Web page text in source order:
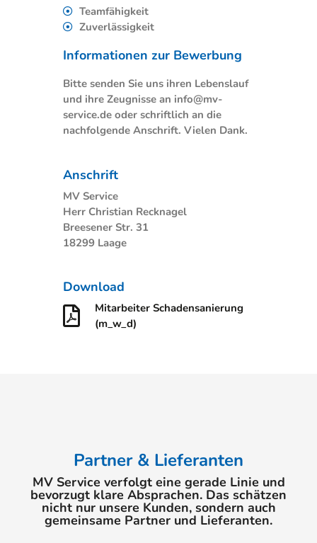
Teamfähigkeit
Zuverlässigkeit
Informationen zur Bewerbung
Bitte senden Sie uns ihren Lebenslauf
und ihre Zeugnisse an info@mv-
service.de oder schriftlich an die
nachfolgende Anschrift. Vielen Dank.
Anschrift
MV Service
Herr Christian Recknagel
Breesener Str. 31
18299 Laage
Download
Mitarbeiter Schadensanierung
(m_w_d)
Partner & Lieferanten
MV Service verfolgt eine gerade Linie und
bevorzugt klare Absprachen. Das schätzen
nicht nur unsere Kunden, sondern auch
gemeinsame Partner und Lieferanten.